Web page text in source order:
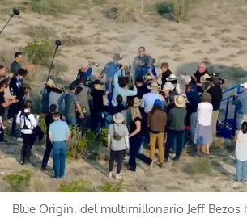
Blue Origin, del multimillonario Jeff Bezos